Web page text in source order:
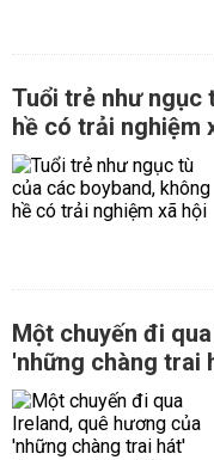
Tuổi trẻ như ngục
hề có trải nghiệm
Một chuyến đi
'những chàng trai